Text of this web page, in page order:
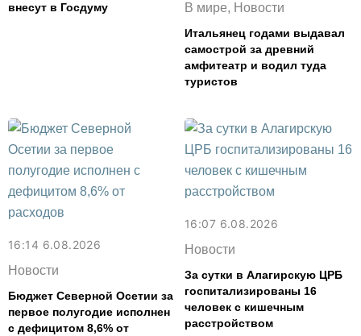
внесут в Госдуму В мире, Новости
Итальянец годами выдавал
самострой за древний
амфитеатр и водил туда
туристов
16:14 6.08.2026
Новости
Бюджет Северной Осетии за
первое полугодие исполнен
с дефицитом 8,6% от
16:07 6.08.2026
Новости
За сутки в Алагирскую ЦРБ
госпитализированы 16
человек с кишечным
расстройством